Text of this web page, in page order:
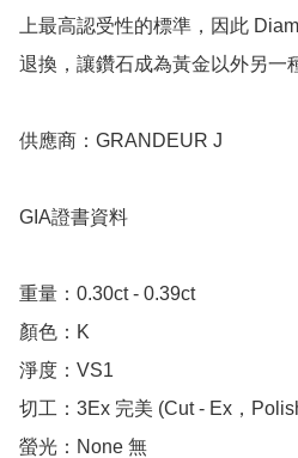
上最高認受性的標準，因此
退換，讓鑽石成為黃金以外另一
供應商：GRANDEUR J
GIA證書資料
重量：0.30ct - 0.39ct
顏色：K
淨度：VS1
切工：3Ex 完美 (Cut - Ex，
螢光：None 無